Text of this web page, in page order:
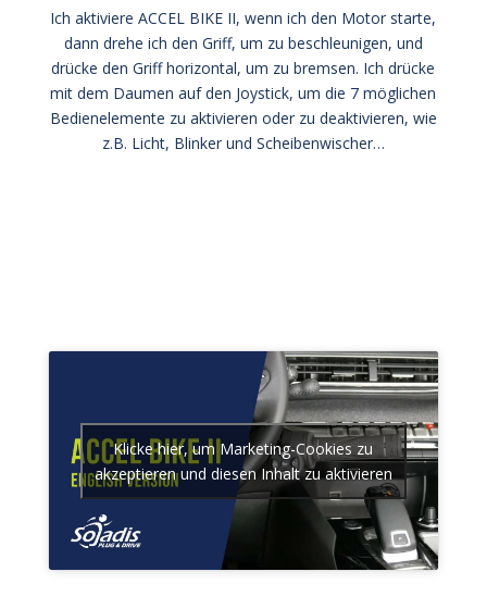
Ich aktiviere ACCEL BIKE II, wenn ich den Motor starte,
dann drehe ich den Griff, um zu beschleunigen, und
drücke den Griff horizontal, um zu bremsen. Ich drücke
mit dem Daumen auf den Joystick, um die 7 möglichen
Bedienelemente zu aktivieren oder zu deaktivieren, wie
z.B. Licht, Blinker und Scheibenwischer…
Klicke hier, um Marketing-Cookies zu
akzeptieren und diesen Inhalt zu aktivieren